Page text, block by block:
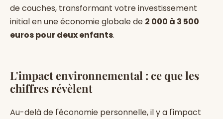
de couches, transformant votre investissement
initial en une économie globale de 2 000 à 3 500
euros pour deux enfants.
L'impact environnemental : ce que les
chiffres révèlent
Au-delà de l'économie personnelle, il y a l'impact